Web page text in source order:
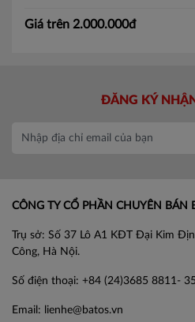
Giá trên 2.000.000đ
ĐĂNG KÝ
CÔNG TY CỔ PHẦN CHUYÊN BÁN
Trụ sở: Số 37 Lô A1 KĐT Đại Kim
Công, Hà Nội.
Số điện thoại: +84 (24)3685 8811-
Email: lienhe@batos.vn